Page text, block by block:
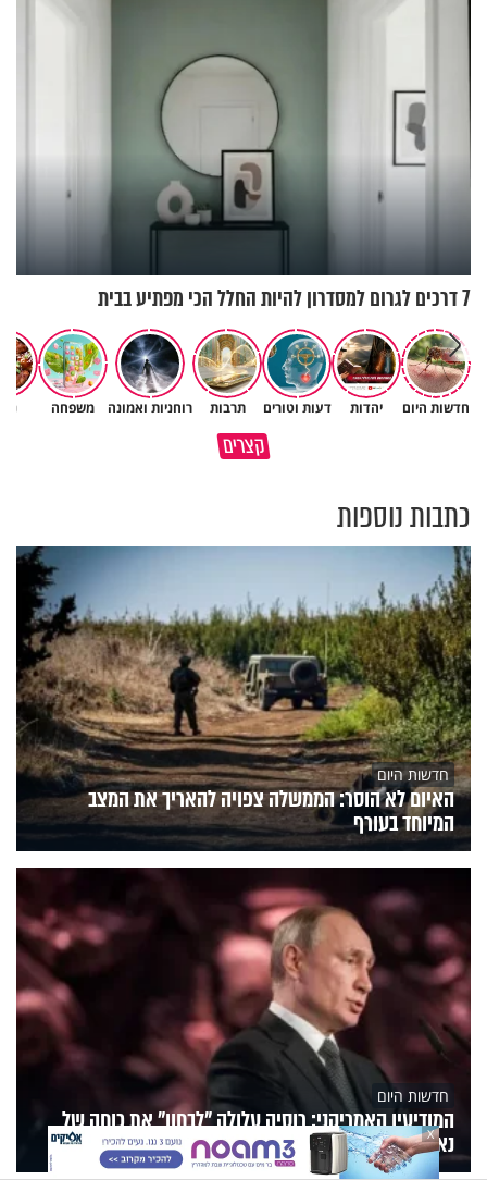
7 דרכים לגרום למסדרון להיות החלל הכי מפתיע בבית
חדשות היום יהדות דעות וטורים תרבות רוחניות ואמונה משפחה
קצריםמדוע האמונה נמשלה למלח?
גם ׳הרע׳ זה הרחמים של בורא
כתבות נוספות
חדשות היום
האיום לא הוסר: הממשלה צפויה להאריך את המצב
המיוחד בעורף
חדשות היום
המודיעין האמריקני: רוסיה עלולה "לבחון" את כוחה של
נאט"ו כבר בסתיו הקרוב
X